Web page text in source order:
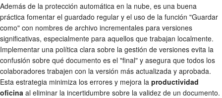
Además de la protección automática en la nube, es una buena
práctica fomentar el guardado regular y el uso de la función "Guardar
como" con nombres de archivo incrementales para versiones
significativas, especialmente para aquellos que trabajan localmente.
Implementar una política clara sobre la gestión de versiones evita la
confusión sobre qué documento es el "final" y asegura que todos los
colaboradores trabajen con la versión más actualizada y aprobada.
Esta estrategia minimiza los errores y mejora la productividad
oficina al eliminar la incertidumbre sobre la validez de un documento.